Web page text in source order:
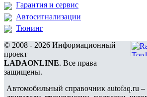
Гарантия и сервис
Автосигнализации
Тюнинг
© 2008 - 2026 Информационный
проект
LADAONLINE. Все права
защищены.
Автомобильный справочник autofaq.ru